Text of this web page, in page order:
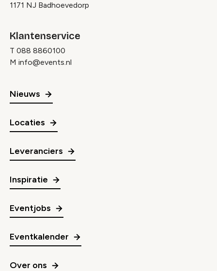
1171 NJ Badhoevedorp
Klantenservice
T 088 8860100
M info@events.nl
Nieuws
Locaties
Leveranciers
Inspiratie
Eventjobs
Eventkalender
Over ons